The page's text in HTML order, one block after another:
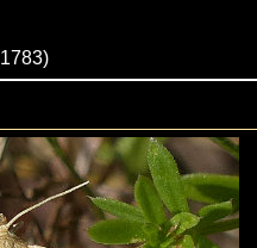
1783)